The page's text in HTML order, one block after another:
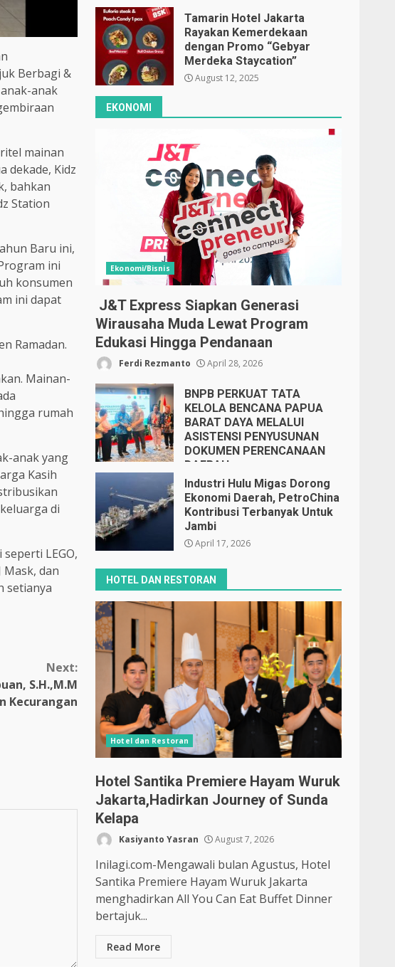
Berbagi &
anak
mainan
dekade, Kidz
bahkan
Station
Baru ini,
ini
konsumen
ini dapat
Ramadan.
Mainan-
rumah
anak yang
Kasih
di
LEGO,
Mask, dan
setianya
Next:
S.H.,M.M
Kecurangan
Tamarin Hotel Jakarta
Rayakan Kemerdekaan
dengan Promo “Gebyar
Merdeka Staycation”
August 12, 2025
EKONOMI
Ekonomi/Bisnis
J&T Express Siapkan Generasi
Wirausaha Muda Lewat Program
Edukasi Hingga Pendanaan
Ferdi Rezmanto April 28, 2026
BNPB PERKUAT TATA
KELOLA BENCANA PAPUA
BARAT DAYA MELALUI
ASISTENSI PENYUSUNAN
DOKUMEN PERENCANAAN
DAERAH
April 17, 2026
Industri Hulu Migas Dorong
Ekonomi Daerah, PetroChina
Kontribusi Terbanyak Untuk
Jambi
April 17, 2026
HOTEL DAN RESTORAN
Hotel dan Restoran
Hotel Santika Premiere Hayam Wuruk
Jakarta,Hadirkan Journey of Sunda
Kelapa
Kasiyanto Yasran August 7, 2026
Inilagi.com-Mengawali bulan Agustus, Hotel
Santika Premiere Hayam Wuruk Jakarta
menghadirkan All You Can Eat Buffet Dinner
bertajuk...
Read More